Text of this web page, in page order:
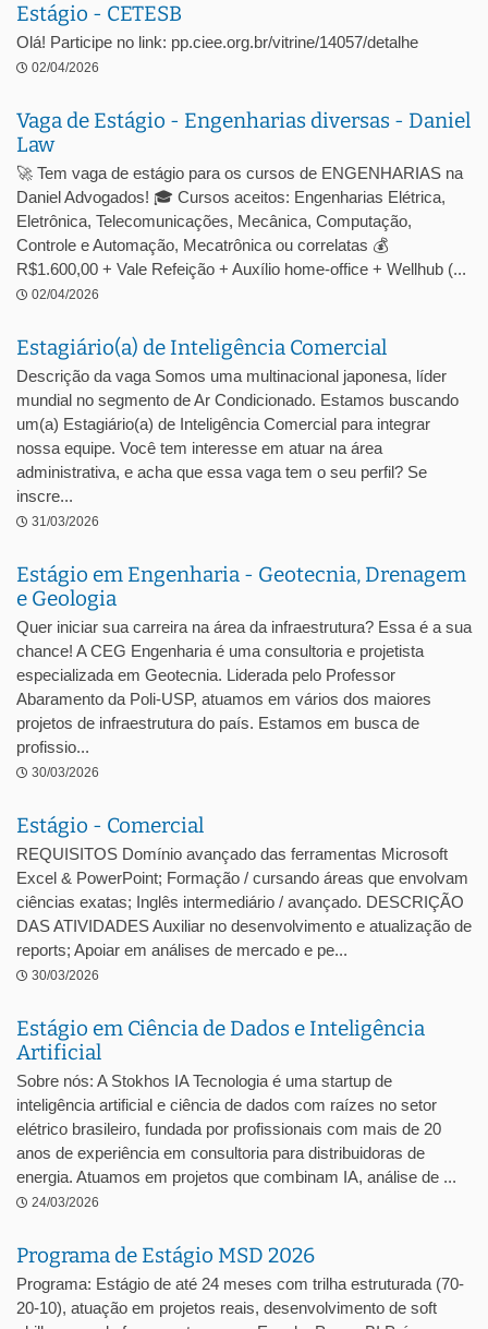
Estágio - CETESB
Olá! Participe no link: pp.ciee.org.br/vitrine/14057/detalhe
02/04/2026
Vaga de Estágio - Engenharias diversas - Daniel
Law
🚀 Tem vaga de estágio para os cursos de ENGENHARIAS na
Daniel Advogados! 🎓 Cursos aceitos: Engenharias Elétrica,
Eletrônica, Telecomunicações, Mecânica, Computação,
Controle e Automação, Mecatrônica ou correlatas 💰
R$1.600,00 + Vale Refeição + Auxílio home-office + Wellhub (...
02/04/2026
Estagiário(a) de Inteligência Comercial
Descrição da vaga Somos uma multinacional japonesa, líder
mundial no segmento de Ar Condicionado. Estamos buscando
um(a) Estagiário(a) de Inteligência Comercial para integrar
nossa equipe. Você tem interesse em atuar na área
administrativa, e acha que essa vaga tem o seu perfil? Se
inscre...
31/03/2026
Estágio em Engenharia - Geotecnia, Drenagem
e Geologia
Quer iniciar sua carreira na área da infraestrutura? Essa é a sua
chance! A CEG Engenharia é uma consultoria e projetista
especializada em Geotecnia. Liderada pelo Professor
Abaramento da Poli-USP, atuamos em vários dos maiores
projetos de infraestrutura do país. Estamos em busca de
profissio...
30/03/2026
Estágio - Comercial
REQUISITOS Domínio avançado das ferramentas Microsoft
Excel & PowerPoint; Formação / cursando áreas que envolvam
ciências exatas; Inglês intermediário / avançado. DESCRIÇÃO
DAS ATIVIDADES Auxiliar no desenvolvimento e atualização de
reports; Apoiar em análises de mercado e pe...
30/03/2026
Estágio em Ciência de Dados e Inteligência
Artificial
Sobre nós: A Stokhos IA Tecnologia é uma startup de
inteligência artificial e ciência de dados com raízes no setor
elétrico brasileiro, fundada por profissionais com mais de 20
anos de experiência em consultoria para distribuidoras de
energia. Atuamos em projetos que combinam IA, análise de ...
24/03/2026
Programa de Estágio MSD 2026
Programa: Estágio de até 24 meses com trilha estruturada (70-
20-10), atuação em projetos reais, desenvolvimento de soft